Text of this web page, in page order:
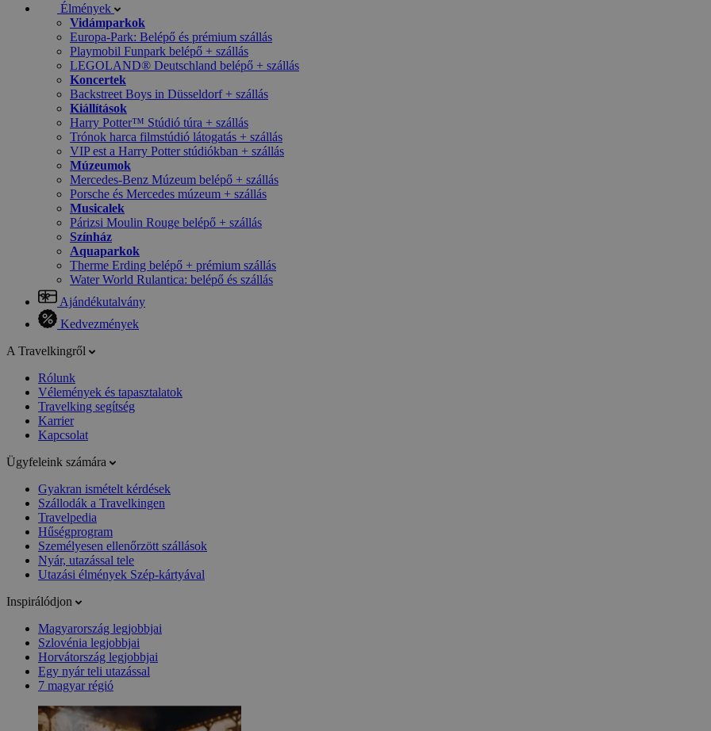
Élmények
Vidámparkok
Europa-Park: Belépő és prémium szállás
Playmobil Funpark belépő + szállás
LEGOLAND® Deutschland belépő + szállás
Koncertek
Backstreet Boys in Düsseldorf + szállás
Kiállítások
Harry Potter™ Stúdió túra + szállás
Trónok harca filmstúdió látogatás + szállás
VIP est a Harry Potter stúdiókban + szállás
Múzeumok
Mercedes-Benz Múzeum belépő + szállás
Porsche és Mercedes múzeum + szállás
Musicalek
Párizsi Moulin Rouge belépő + szállás
Színház
Aquaparkok
Therme Erding belépő + prémium szállás
Water World Rulantica: belépő és szállás
Ajándékutalvány
Kedvezmények
A Travelkingről
Rólunk
Vélemények és tapasztalatok
Travelking segítség
Karrier
Kapcsolat
Ügyfeleink számára
Gyakran ismételt kérdések
Szállodák a Travelkingen
Travelpedia
Hűségprogram
Személyesen ellenőrzött szállások
Nyár, utazással tele
Utazási élmények Szép-kártyával
Inspirálódjon
Magyarország legjobbjai
Szlovénia legjobbjai
Horvátország legjobbjai
Egy nyár teli utazással
7 magyar régió